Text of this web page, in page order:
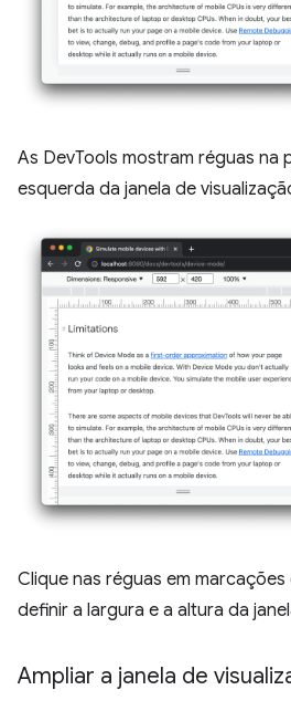
As DevTools mostram réguas na
esquerda da janela de
Clique nas réguas em
definir a largura e a altura da
Ampliar a janela de